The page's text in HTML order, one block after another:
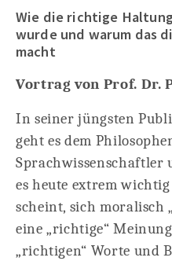
Wie die richtige
wurde und warum das
macht
Vortrag von Prof.
In seiner jüngsten
geht es dem
Sprachwissenschaftler
es heute extrem
scheint, sich moralisch
eine „richtige“
„richtigen“ Worte und